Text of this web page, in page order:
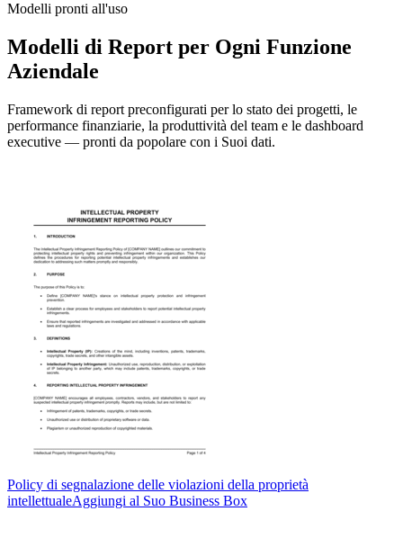
Modelli pronti all'uso
Modelli di Report per Ogni Funzione
Aziendale
Framework di report preconfigurati per lo stato dei progetti, le
performance finanziarie, la produttività del team e le dashboard
executive — pronti da popolare con i Suoi dati.
Policy di segnalazione delle violazioni della proprietà
intellettualeAggiungi al Suo Business Box